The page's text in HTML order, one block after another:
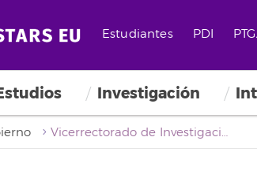
Estudiantes PDI
Investigación
Vicerrectorado de Investigación y Transferencia